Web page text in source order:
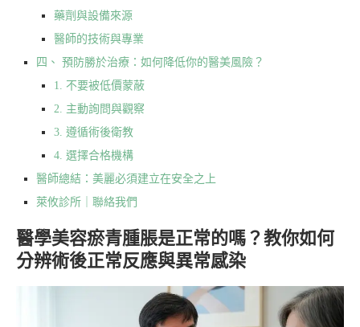
藥劑與設備來源
醫師的技術與專業
四、 預防勝於治療：如何降低你的醫美風險？
1. 不要被低價蒙蔽
2. 主動詢問與觀察
3. 遵循術後衛教
4. 選擇合格機構
醫師總結：美麗必須建立在安全之上
萊攸診所｜聯絡我們
醫學美容瘀青腫脹是正常的嗎？教你如何
分辨術後正常反應與異常感染